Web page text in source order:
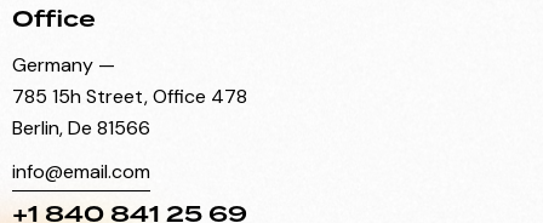
Office
Germany —
785 15h Street, Office 478
Berlin, De 81566
info@email.com
+1 840 841 25 69